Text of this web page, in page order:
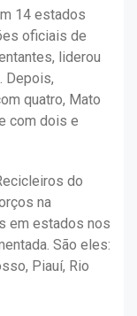
14 estados
oficiais de
liderou
Depois,
quatro, Mato
com dois e
do
na
em estados nos
São eles:
Piauí, Rio